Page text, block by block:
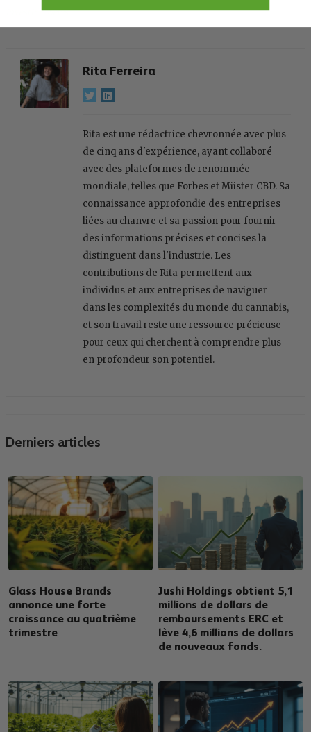
News
Rita Ferreira
Rita est une rédactrice chevronnée avec plus
de cinq ans d'expérience, ayant collaboré
avec des plateformes de renommée
mondiale, telles que Forbes et Miister CBD. Sa
connaissance approfondie des entreprises
liées au chanvre et sa passion pour fournir
des informations précises et concises la
distinguent dans l'industrie. Les
contributions de Rita permettent aux
individus et aux entreprises de naviguer
dans les complexités du monde du cannabis,
et son travail reste une ressource précieuse
pour ceux qui cherchent à comprendre plus
en profondeur son potentiel.
Derniers articles
Glass House Brands
annonce une forte
croissance au quatrième
trimestre
Jushi Holdings obtient 5,1
millions de dollars de
remboursements ERC et
lève 4,6 millions de dollars
de nouveaux fonds.